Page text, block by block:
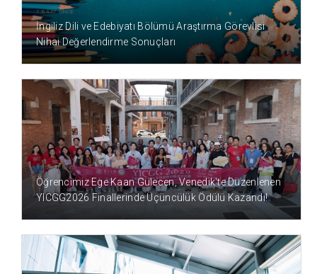
7 SAAT ÖNCE
İngiliz Dili ve Edebiyatı Bölümü Araştırma Görevlisi
Nihai Değerlendirme Sonuçları
11 SAAT ÖNCE
Öğrencimiz Ege Kaan Gülecen, Venedik'te Düzenlenen
YICGG2026 Finallerinde Üçüncülük Ödülü Kazandı!